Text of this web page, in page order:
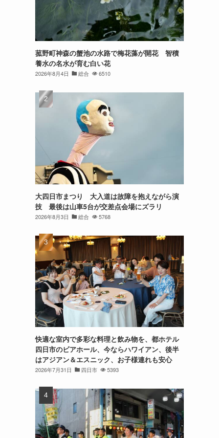
菰野町神森の蟹池の水路で梅花藻が開花 智積
養水の名水が育む白い花
2026年8月4日 総合 6510
大四日市まつり 大入道は故障を抱えながら演
技 最後は山車5台が交差点会場にズラリ
2026年8月3日 総合 5768
快適な室内で多彩な料理と飲み物を、都ホテル
四日市のビアホール、今ならハワイアン、後半
はアジアン＆エスニック、お子様連れも安心
2026年7月31日 四日市 5393